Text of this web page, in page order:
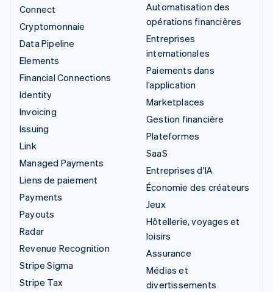
Connect
Cryptomonnaie
Data Pipeline
Elements
Financial Connections
Identity
Invoicing
Issuing
Link
Managed Payments
Liens de paiement
Payments
Payouts
Radar
Revenue Recognition
Stripe Sigma
Stripe Tax
Automatisation des
opérations financières
Entreprises
internationales
Paiements dans
l’application
Marketplaces
Gestion financière
Plateformes
SaaS
Entreprises d'IA
Économie des créateurs
Jeux
Hôtellerie, voyages et
loisirs
Assurance
Médias et
divertissements